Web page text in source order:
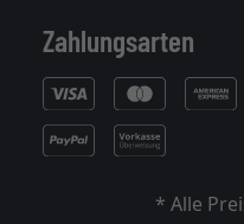
Zahlungsarten
* Alle